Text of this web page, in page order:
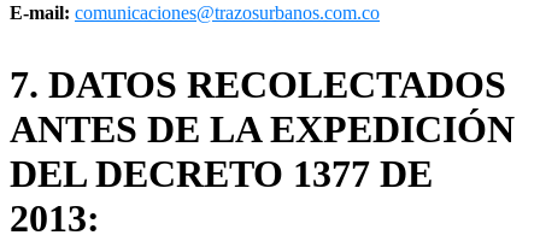
E-mail: comunicaciones@trazosurbanos.com.co
7. DATOS RECOLECTADOS
ANTES DE LA EXPEDICIÓN
DEL DECRETO 1377 DE
2013: